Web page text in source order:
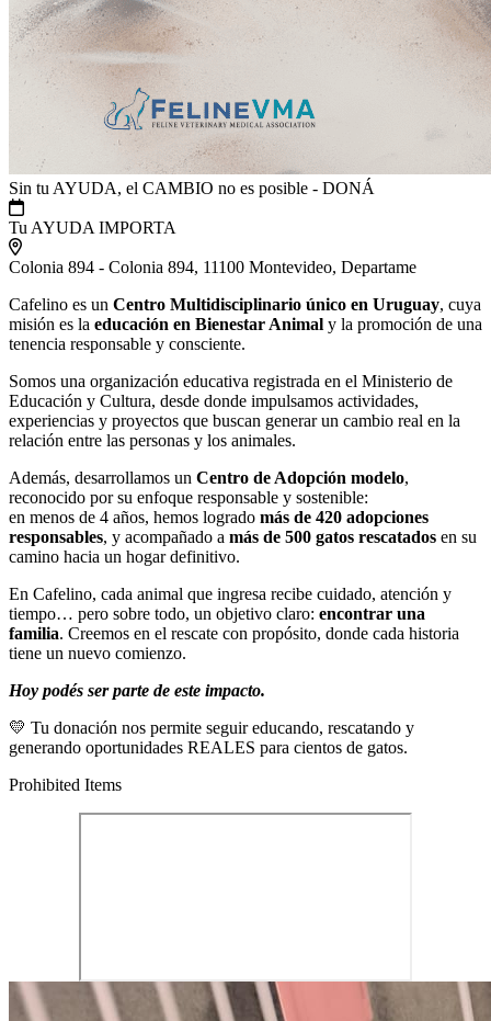
Sin tu AYUDA, el CAMBIO no es posible - DONÁ
Tu AYUDA IMPORTA
Colonia 894 - Colonia 894, 11100 Montevideo, Departame
Cafelino es un Centro Multidisciplinario único en Uruguay, cuya
misión es la educación en Bienestar Animal y la promoción de una
tenencia responsable y consciente.
Somos una organización educativa registrada en el Ministerio de
Educación y Cultura, desde donde impulsamos actividades,
experiencias y proyectos que buscan generar un cambio real en la
relación entre las personas y los animales.
Además, desarrollamos un Centro de Adopción modelo,
reconocido por su enfoque responsable y sostenible:
en menos de 4 años, hemos logrado más de 420 adopciones
responsables, y acompañado a más de 500 gatos rescatados en su
camino hacia un hogar definitivo.
En Cafelino, cada animal que ingresa recibe cuidado, atención y
tiempo… pero sobre todo, un objetivo claro: encontrar una
familia. Creemos en el rescate con propósito, donde cada historia
tiene un nuevo comienzo.
Hoy podés ser parte de este impacto.
💛 Tu donación nos permite seguir educando, rescatando y
generando oportunidades REALES para cientos de gatos.
Prohibited Items